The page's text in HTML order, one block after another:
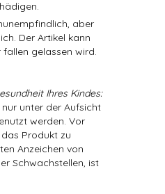
aber
Der Artikel kann
fallen gelassen wird.
Ihres Kindes:
unter der Aufsicht
werden. Vor
Produkt zu
Anzeichen von
Schwachstellen, ist